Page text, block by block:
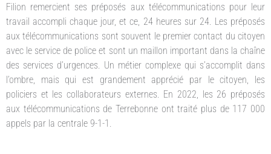
Filion remercient ses préposés aux télécommunications pour leur
travail accompli chaque jour, et ce, 24 heures sur 24. Les préposés
aux télécommunications sont souvent le premier contact du citoyen
avec le service de police et sont un maillon important dans la chaîne
des services d’urgences. Un métier complexe qui s’accomplit dans
l’ombre, mais qui est grandement apprécié par le citoyen, les
policiers et les collaborateurs externes. En 2022, les 26 préposés
aux télécommunications de Terrebonne ont traité plus de 117 000
appels par la centrale 9-1-1.